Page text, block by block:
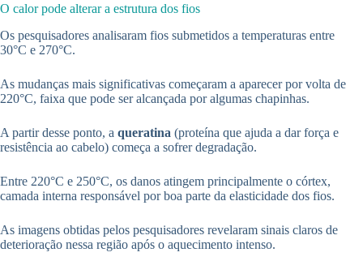
O calor pode alterar a estrutura dos fios
Os pesquisadores analisaram fios submetidos a temperaturas entre
30°C e 270°C.
As mudanças mais significativas começaram a aparecer por volta de
220°C, faixa que pode ser alcançada por algumas chapinhas.
A partir desse ponto, a queratina (proteína que ajuda a dar força e
resistência ao cabelo) começa a sofrer degradação.
Entre 220°C e 250°C, os danos atingem principalmente o córtex,
camada interna responsável por boa parte da elasticidade dos fios.
As imagens obtidas pelos pesquisadores revelaram sinais claros de
deterioração nessa região após o aquecimento intenso.